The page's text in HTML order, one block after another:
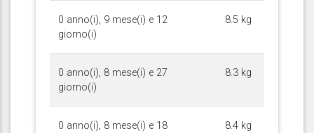
0 anno(i), 9 mese(i) e 12
giorno(i)
8.5 kg
0 anno(i), 8 mese(i) e 27
giorno(i)
8.3 kg
0 anno(i), 8 mese(i) e 18
8.4 kg